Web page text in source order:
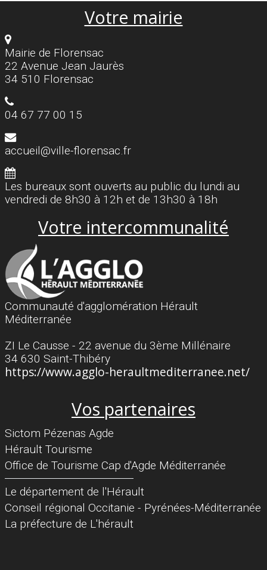
Votre mairie
Mairie de Florensac
22 Avenue Jean Jaurès
34 510 Florensac
04 67 77 00 15
accueil@ville-florensac.fr
Les bureaux sont ouverts au public du lundi au
vendredi de 8h30 à 12h et de 13h30 à 18h
Votre intercommunalité
Communauté d'agglomération Hérault
Méditerranée
ZI Le Causse - 22 avenue du 3ème Millénaire
34 630 Saint-Thibéry
https://www.agglo-heraultmediterranee.net/
Vos partenaires
Sictom Pézenas Agde
Hérault Tourisme
Office de Tourisme Cap d'Agde Méditerranée
Séparateur
Le département de l'Hérault
Conseil régional Occitanie - Pyrénées-Méditerranée
La préfecture de L'hérault